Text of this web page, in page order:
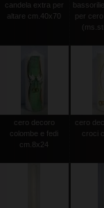
candela extra per
altare cm.40x70
per
cero decoro
colombe e fedi
cm.8x24
cero
croci